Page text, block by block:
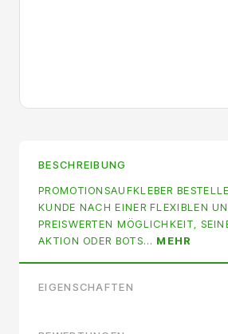
BESCHREIBUNG
PROMOTIONSAUFKLEBER
KUNDE NACH EINER FLEXIBLEN
PREISWERTEN MÖGLICHKEIT,
AKTION ODER BOTS… MEHR
EIGENSCHAFTEN